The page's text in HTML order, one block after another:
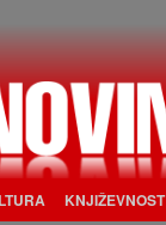
KNJIŽEVNOST